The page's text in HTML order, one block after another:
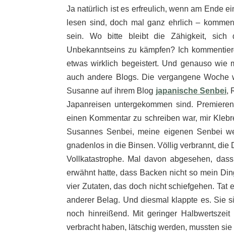
Ja natürlich ist es erfreulich, wenn am Ende
lesen sind, doch mal ganz ehrlich –
sein. Wo bitte bleibt die Zähigkeit, sich
Unbekanntseins zu kämpfen? Ich
etwas wirklich begeistert. Und genauso wie
auch andere Blogs. Die vergangene
Susanne auf ihrem Blog japanische Senbei,
Japanreisen untergekommen sind.
einen Kommentar zu schreiben war, mir
Susannes Senbei, meine eigenen Senbei
gnadenlos in die Binsen. Völlig verbrannt, die
Vollkatastrophe. Mal davon abgesehen,
erwähnt hatte, dass Backen nicht so mein
vier Zutaten, das doch nicht schiefgehen. Tat
anderer Belag. Und diesmal klappte es. Sie
noch hinreißend. Mit geringer
verbracht haben, lätschig werden, mussten